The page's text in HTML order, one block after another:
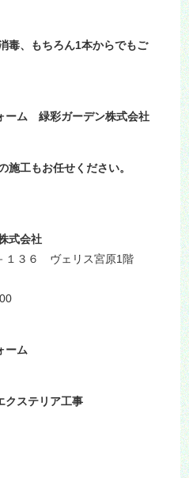
毒、もちろん1本からでもご
ーム 緑彩ガーデン株式会社
施工もお任せください。
式会社
１３６ ヴェリス宮原1階
ーム
ステリア工事